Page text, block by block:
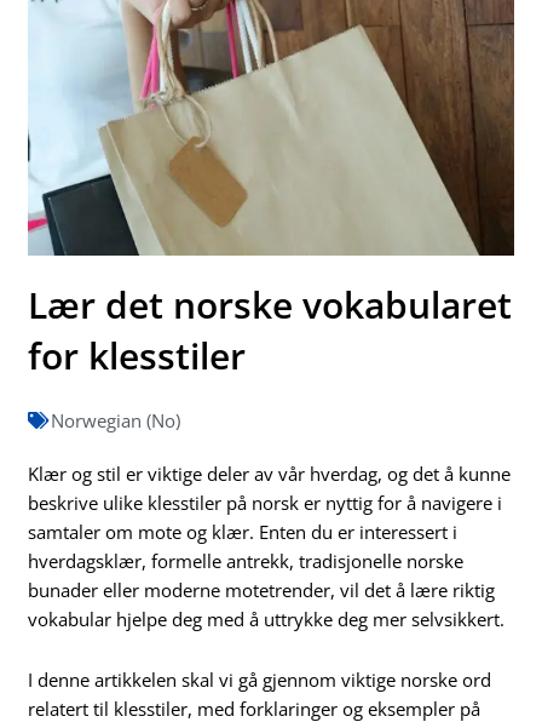
Lær det norske vokabularet
for klesstiler
Norwegian (No)
Klær og stil er viktige deler av vår hverdag, og det å kunne
beskrive ulike klesstiler på norsk er nyttig for å navigere i
samtaler om mote og klær. Enten du er interessert i
hverdagsklær, formelle antrekk, tradisjonelle norske
bunader eller moderne motetrender, vil det å lære riktig
vokabular hjelpe deg med å uttrykke deg mer selvsikkert.
I denne artikkelen skal vi gå gjennom viktige norske ord
relatert til klesstiler, med forklaringer og eksempler på